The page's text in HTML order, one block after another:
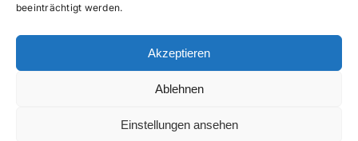
beeinträchtigt werden.
Akzeptieren
Ablehnen
Einstellungen ansehen
Datenschutzerklärung